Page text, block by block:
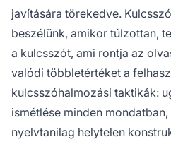
javítására törekedve.
beszélünk, amikor túlzottan,
a kulcsszót, ami rontja az
valódi többletértéket a
kulcsszóhalmozási taktikák:
ismétlése minden
nyelvtanilag helytelen